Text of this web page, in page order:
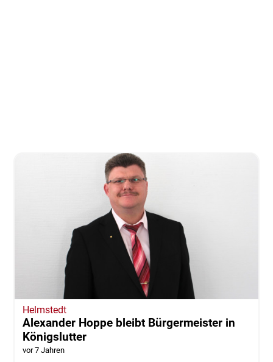
Helmstedt
Alexander Hoppe bleibt Bürgermeister in
Königslutter
vor 7 Jahren